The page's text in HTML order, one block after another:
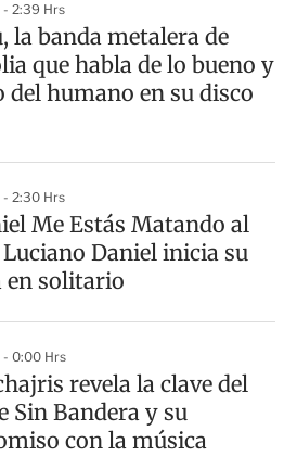
- 2:39 Hrs
la banda metalera de
que habla de lo bueno y
del humano en su disco
- 2:30 Hrs
Me Estás Matando al
Daniel inicia su
en solitario
- 0:00 Hrs
revela la clave del
Sin Bandera y su
con la música